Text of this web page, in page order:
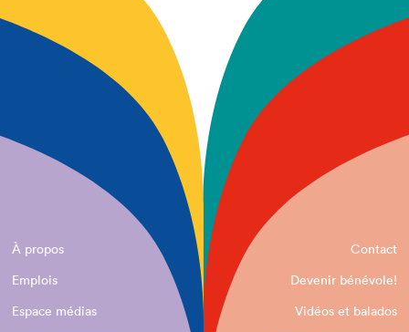
À propos
Contact
Emplois
Devenir bénévole!
Espace médias
Vidéos et balados